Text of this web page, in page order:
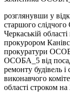
розглянувши у
старшого
Черкаській
прокурором
прокуратури
ОСОБА_5 від
ремонту будівель і
виконавчого
області строком на